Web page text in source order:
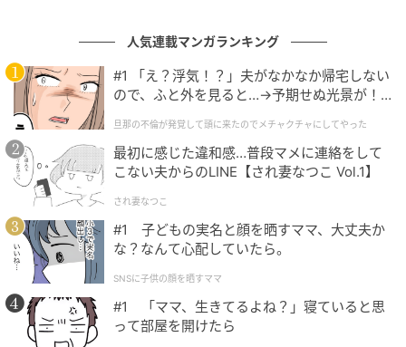
第1位：ライズ（101票）
そして第1位は、「ライズ 」でした。
ライズは、コンパクトなボディサイズながら車内や荷
室スペースの広さ、小回りの良さが特に評価されてい
ます。狭い駐車場でも取り回しがしやすく、近所のス
ーパーはもちろん、ショッピングモールの駐車場でも
困らないという意見が目立ちました。また、「荷物が
しっかり積める」「子どもと一緒に買い物に行くとき
も頼りになる」など、日常の使いやすさを体感してい
人気連載マンガランキング
#1 「え？浮気！？」夫がなかなか帰宅しない
ので、ふと外を見ると…→予期せぬ光景が！
クチャにしてやった
旦那の不倫が発覚して頭に来たのでメチャクチャにしてやった
最初に感じた違和感…普段マメに連絡をして
こない夫からのLINE【され妻なつこ Vol.1】
され妻なつこ
#1 子どもの実名と顔を晒すママ、大丈夫か
な？なんて心配していたら。
SNSに子供の顔を晒すママ
#1 「ママ、生きてるよね？」寝ていると思
って部屋を開けたら